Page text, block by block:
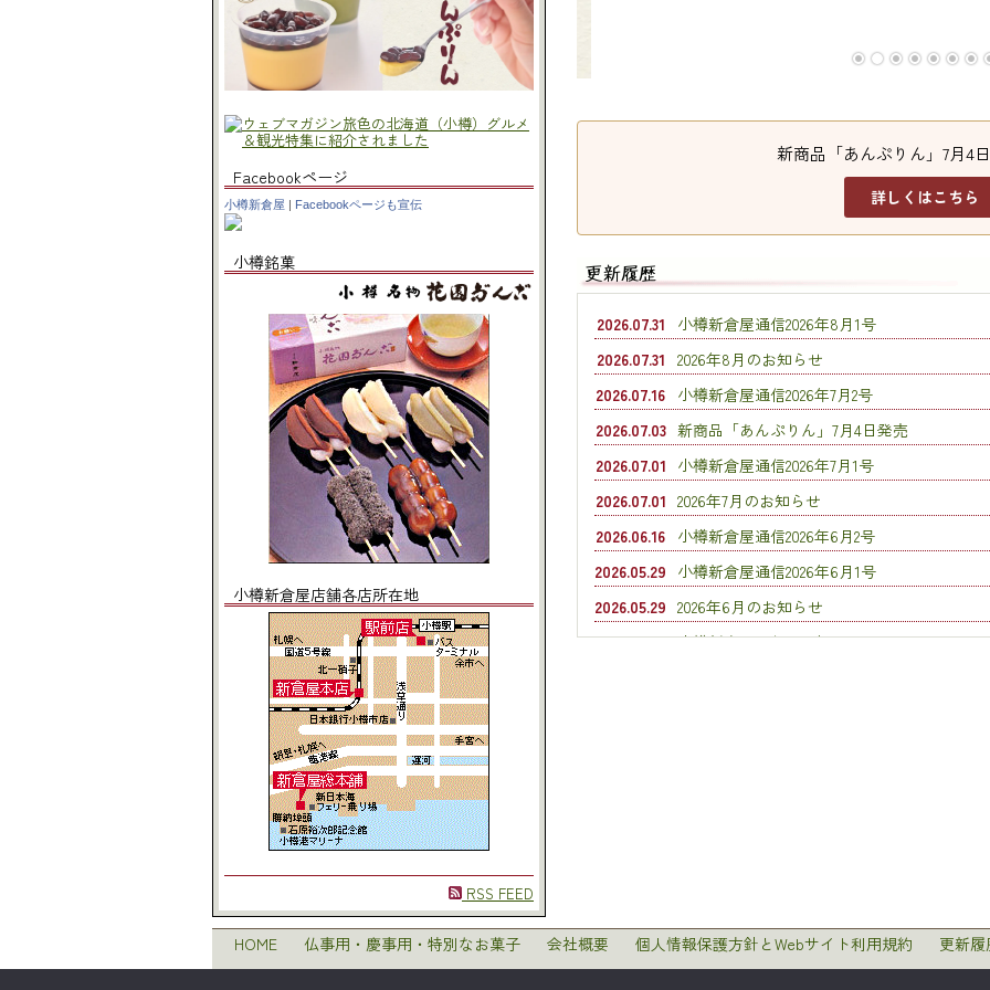
Facebookページ
小樽新倉屋 | Facebookページも宣伝
小樽銘菓
小樽新倉屋店舗各店所在地
RSS FEED
新商品「あんぷりん」7月4
詳しくはこちら
2026.07.31
小樽新倉屋通信2026年8月1号
2026.07.31 2026年8月のお知らせ
2026.07.16 小樽新倉屋通信2026年7月2号
2026.07.03 新商品「あんぷりん」7月4日発売
2026.07.01 小樽新倉屋通信2026年7月1号
2026.07.01 2026年7月のお知らせ
2026.06.16 小樽新倉屋通信2026年6月2号
2026.05.29 小樽新倉屋通信2026年6月1号
2026.05.29 2026年6月のお知らせ
2026.05.16 小樽新倉屋通信2026年5月2号
HOME 仏事用・慶事用・特別なお菓子 会社概要 個人情報保護方針とWebサイト利用規約 更新履